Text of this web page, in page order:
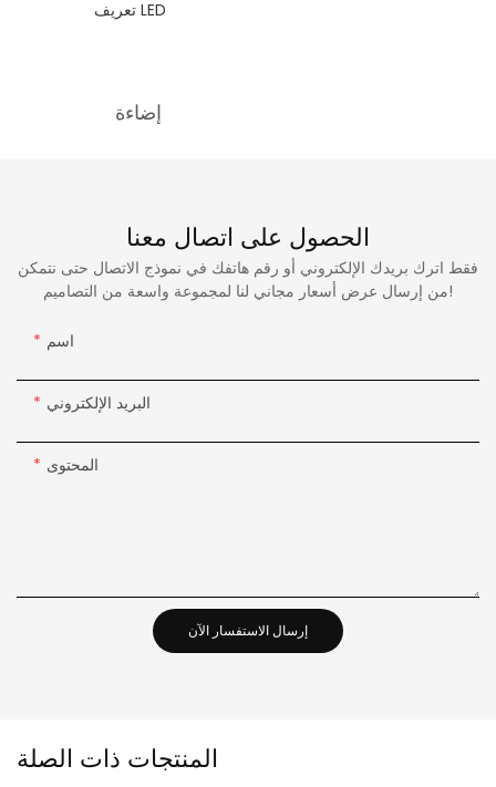
إضاءة
الحصول على اتصال معنا
فقط اترك بريدك الإلكتروني أو رقم هاتفك في نموذج الاتصال حتى نتمكن
من إرسال عرض أسعار مجاني لنا لمجموعة واسعة من التصاميم!
اسم
البريد الإلكتروني
المحتوى
إرسال الاستفسار الآن
المنتجات ذات الصلة